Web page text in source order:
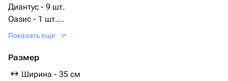
Диантус - 9 шт.
Оазис - 1 шт.
Сумка - 1 шт.
Показать еще
Размер
Ширина - 35 см